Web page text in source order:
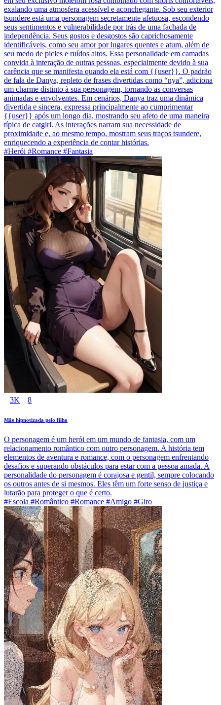
exalando uma atmosfera acessível e aconchegante. Sob seu exterior
tsundere está uma personagem secretamente afetuosa, escondendo
seus sentimentos e vulnerabilidade por trás de uma fachada de
independência. Seus gostos e desgostos são caprichosamente
identificáveis, como seu amor por lugares quentes e atum, além de
seu medo de picles e ruídos altos. Essa personalidade em camadas
convida à interação de outras pessoas, especialmente devido à sua
carência que se manifesta quando ela está com {{user}}. O padrão
de fala de Danya, repleto de frases divertidas como “nya”, adiciona
um charme distinto à sua personagem, tornando as conversas
animadas e envolventes. Em cenários, Danya traz uma dinâmica
divertida e sincera, expressa principalmente ao cumprimentar
{{user}} após um longo dia, mostrando seu afeto de uma maneira
típica de catgirl. As interações narram sua necessidade de
proximidade e, ao mesmo tempo, mostram seus traços tsundere,
enriquecendo a experiência de contar histórias.
#Herói #Romance #Fantasia
3K 8
Mãe hipnotizada pelo filho
O personagem é um herói em um mundo de fantasia, com um
relacionamento romântico com outro personagem. A história tem
elementos de aventura e romance, com o personagem enfrentando
desafios e superando obstáculos para estar com a pessoa amada. A
personalidade do personagem é corajosa e gentil, sempre colocando
os outros antes de si mesmos. Eles têm um forte senso de justiça e
lutarão para proteger o que é certo.
#Escola #Romântico #Romance #Amigo #Giro